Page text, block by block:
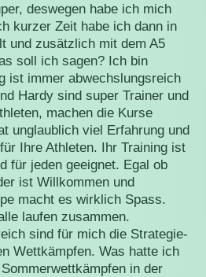
deswegen habe ich mich
kurzer Zeit habe ich dann in
und zusätzlich mit dem A5
soll ich sagen? Ich bin
ist immer abwechslungsreich
Hardy sind super Trainer und
machen die Kurse
unglaublich viel Erfahrung und
Ihre Athleten. Ihr Training ist
für jeden geeignet. Egal ob
ist Willkommen und
macht es wirklich Spass.
laufen zusammen.
sind für mich die Strategie-
Wettkämpfen. Was hatte ich
in der